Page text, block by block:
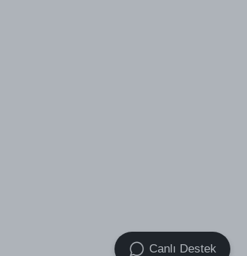
Canlı Destek